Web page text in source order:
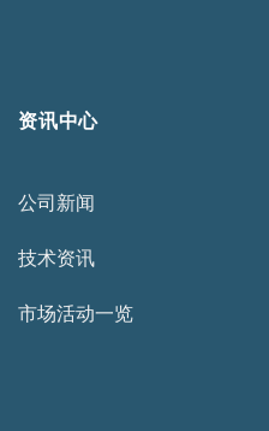
资讯中心
公司新闻
技术资讯
市场活动一览